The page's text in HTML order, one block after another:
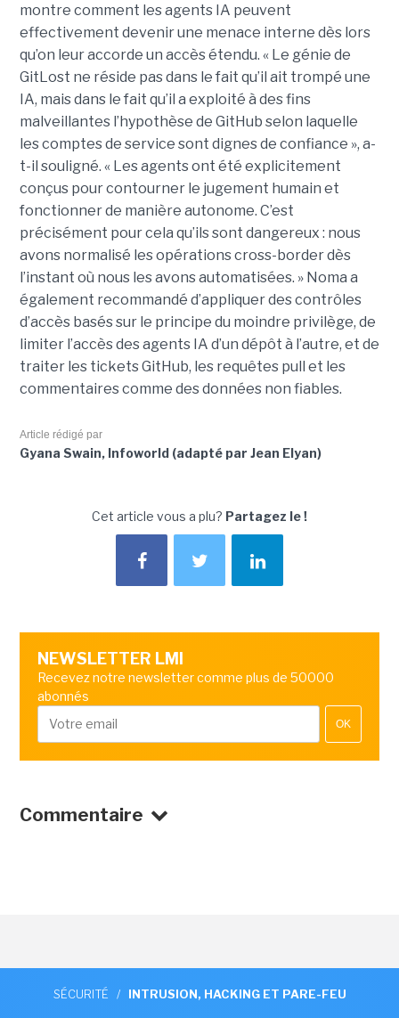
montre comment les agents IA peuvent
effectivement devenir une menace interne dès lors
qu’on leur accorde un accès étendu. « Le génie de
GitLost ne réside pas dans le fait qu’il ait trompé une
IA, mais dans le fait qu’il a exploité à des fins
malveillantes l’hypothèse de GitHub selon laquelle
les comptes de service sont dignes de confiance », a-
t-il souligné. « Les agents ont été explicitement
conçus pour contourner le jugement humain et
fonctionner de manière autonome. C’est
précisément pour cela qu’ils sont dangereux : nous
avons normalisé les opérations cross-border dès
l’instant où nous les avons automatisées. » Noma a
également recommandé d’appliquer des contrôles
d’accès basés sur le principe du moindre privilège, de
limiter l’accès des agents IA d’un dépôt à l’autre, et de
traiter les tickets GitHub, les requêtes pull et les
commentaires comme des données non fiables.
Article rédigé par
Gyana Swain, Infoworld (adapté par Jean Elyan)
Cet article vous a plu? Partagez le !
NEWSLETTER LMI
Recevez notre newsletter comme plus de 50000
abonnés
OK
Commentaire
SÉCURITÉ / INTRUSION, HACKING ET PARE-FEU